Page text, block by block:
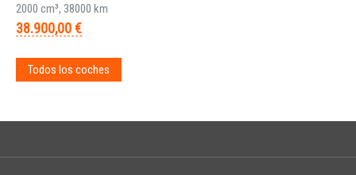
2000 cm³, 38000 km
38.900,00 €
Todos los coches